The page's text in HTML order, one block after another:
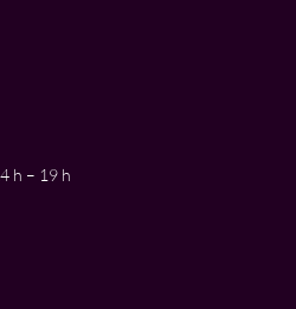
h – 19 h